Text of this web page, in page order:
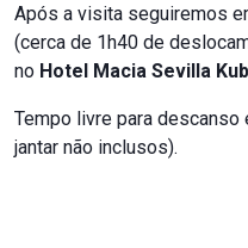
Após a visita seguiremos
(cerca de 1h40 de
no Hotel Macia Sevilla
Tempo livre para
jantar não inclusos).